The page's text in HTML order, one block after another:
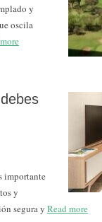
y
oscila
importante
y
segura y Read more